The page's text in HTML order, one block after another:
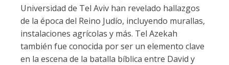
Universidad de Tel Aviv han revelado hallazgos
de la época del Reino Judío, incluyendo murallas,
instalaciones agrícolas y más. Tel Azekah
también fue conocida por ser un elemento clave
en la escena de la batalla bíblica entre David y